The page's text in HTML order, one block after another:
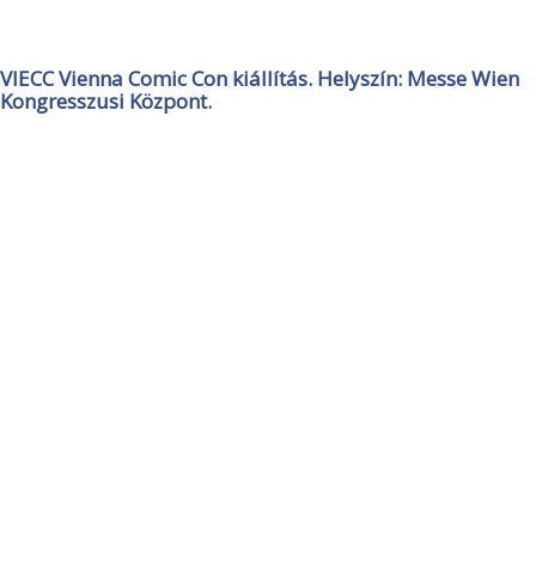
VIECC Vienna Comic Con kiállítás. Helyszín: Messe Wien
Kongresszusi Központ.